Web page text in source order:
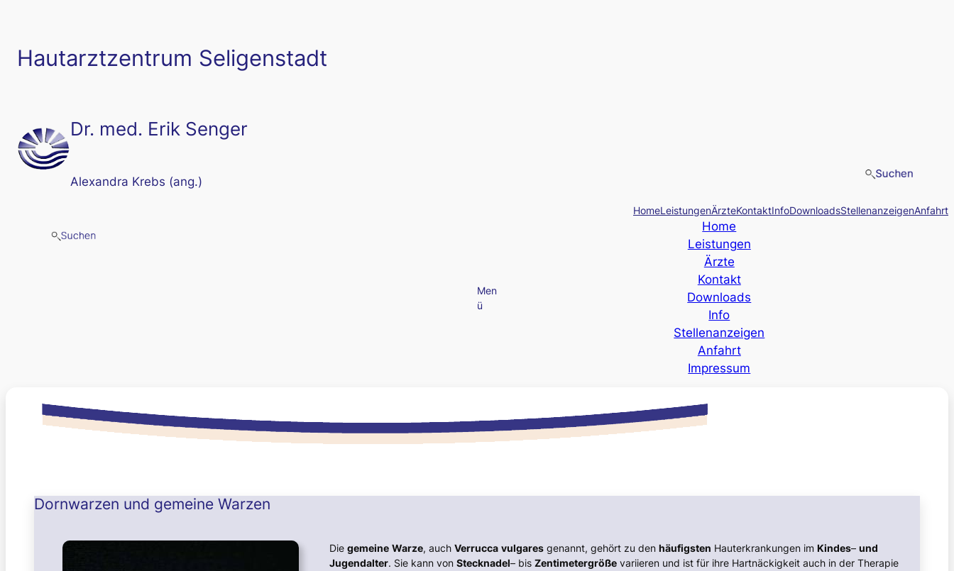
Hautarztzentrum Seligenstadt
Dr. med. Erik Senger
Alexandra Krebs (ang.)
HomeLeistungenÄrzteKontaktInfoDownloadsStellenanzeigenAnfahrt
Men
ü
Home
Leistungen
Ärzte
Kontakt
Downloads
Info
Stellenanzeigen
Anfahrt
Impressum
Dornwarzen und gemeine Warzen
Die gemeine Warze, auch Verrucca vulgaresgenannt, gehört zu den häufigsten Hauterkrankungen im Kindes– und
Jugendalter. Sie kann von Stecknadel– bis Zentimetergrößevariieren und ist für ihre Hartnäckigkeit auch in der Therapie